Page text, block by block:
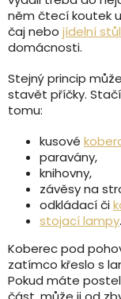
něm čtecí koutek
čaj nebo jídelní stůl
domácnosti.
Stejný princip
stavět příčky.
tomu:
kusové
paravány,
knihovny,
závěsy na
odkládací či
stojací lampy.
Koberec pod
zatímco křeslo s
Pokud máte